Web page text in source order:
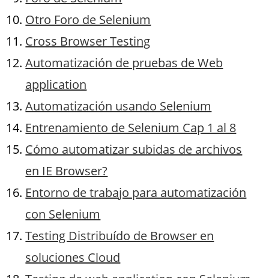
Otro Foro de Selenium
Cross Browser Testing
Automatización de pruebas de Web
application
Automatización usando Selenium
Entrenamiento de Selenium Cap 1 al 8
Cómo automatizar subidas de archivos
en IE Browser?
Entorno de trabajo para automatización
con Selenium
Testing Distribuído de Browser en
soluciones Cloud